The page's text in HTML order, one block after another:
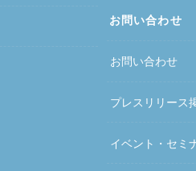
お問い合わせ
お問い合わせ
プレスリリース
イベント・セミ